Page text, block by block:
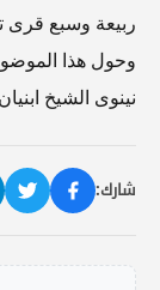
ربيعة وسبع قرى
وحول هذا
نينوى الشيخ
شارك: